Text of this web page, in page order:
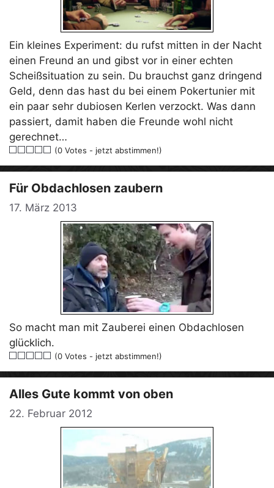
Ein kleines Experiment: du rufst mitten in der Nacht
einen Freund an und gibst vor in einer echten
Scheißsituation zu sein. Du brauchst ganz dringend
Geld, denn das hast du bei einem Pokertunier mit
ein paar sehr dubiosen Kerlen verzockt. Was dann
passiert, damit haben die Freunde wohl nicht
gerechnet…
(0 Votes - jetzt abstimmen!)
Für Obdachlosen zaubern
17. März 2013
So macht man mit Zauberei einen Obdachlosen
glücklich.
(0 Votes - jetzt abstimmen!)
Alles Gute kommt von oben
22. Februar 2012